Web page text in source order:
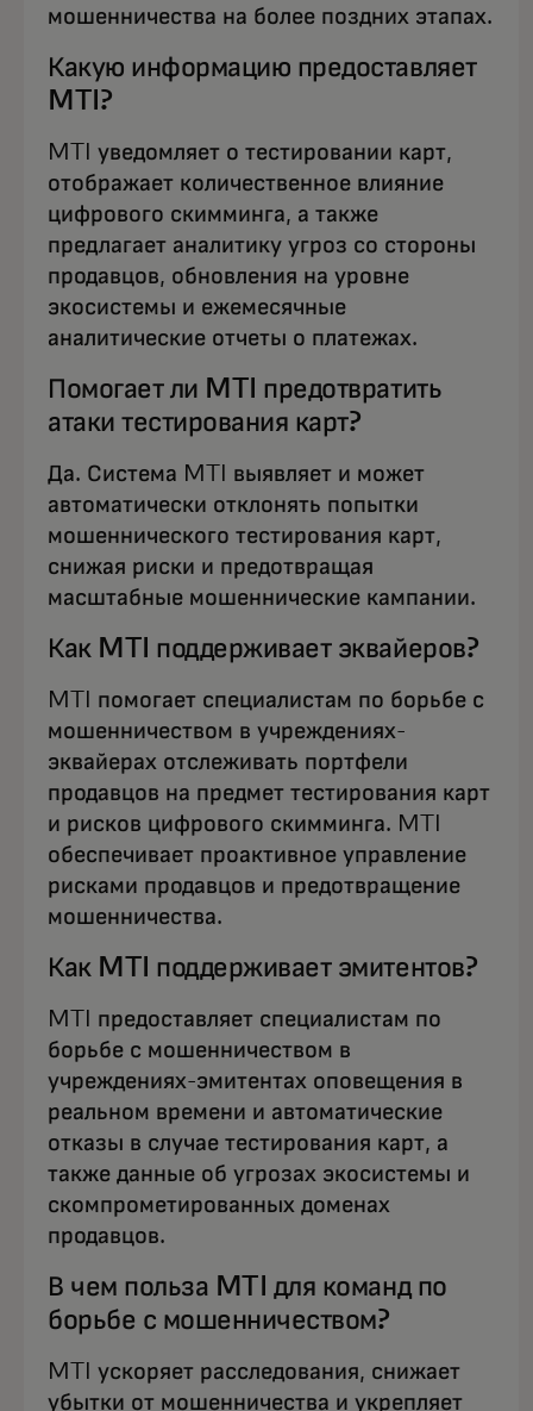
мошенничества на более поздних этапах.
Какую информацию предоставляет
MTI?
MTI уведомляет о тестировании карт,
отображает количественное влияние
цифрового скимминга, а также
предлагает аналитику угроз со стороны
продавцов, обновления на уровне
экосистемы и ежемесячные
аналитические отчеты о платежах.
Помогает ли MTI предотвратить
атаки тестирования карт?
Да. Система MTI выявляет и может
автоматически отклонять попытки
мошеннического тестирования карт,
снижая риски и предотвращая
масштабные мошеннические кампании.
Как MTI поддерживает эквайеров?
MTI помогает специалистам по борьбе с
мошенничеством в учреждениях-
эквайерах отслеживать портфели
продавцов на предмет тестирования карт
и рисков цифрового скимминга. MTI
обеспечивает проактивное управление
рисками продавцов и предотвращение
мошенничества.
Как MTI поддерживает эмитентов?
MTI предоставляет специалистам по
борьбе с мошенничеством в
учреждениях-эмитентах оповещения в
реальном времени и автоматические
отказы в случае тестирования карт, а
также данные об угрозах экосистемы и
скомпрометированных доменах
продавцов.
В чем польза MTI для команд по
борьбе с мошенничеством?
MTI ускоряет расследования, снижает
убытки от мошенничества и укрепляет